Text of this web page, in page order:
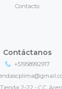
Contacto
Contáctanos
+51958992917
2-22 - C.C.